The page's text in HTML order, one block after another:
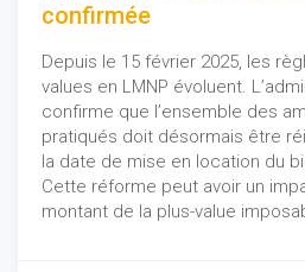
confirmée
Depuis le 15 février 2025, les
values en LMNP évoluent.
confirme que l’ensemble des
pratiqués doit désormais être
la date de mise en location du
Cette réforme peut avoir un
montant de la plus-value